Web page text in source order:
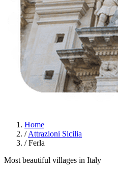
Home
/ Attrazioni Sicilia
/ Ferla
Most beautiful villages in Italy